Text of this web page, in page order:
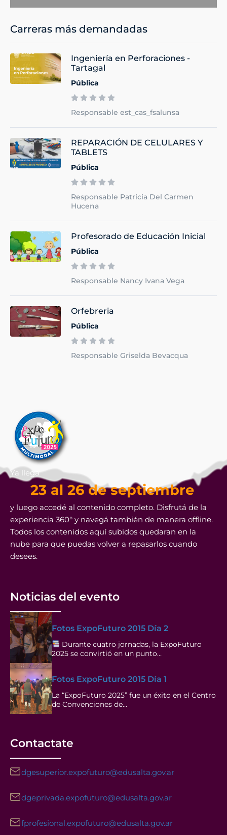
Carreras más demandadas
Ingeniería en Perforaciones -
Tartagal
Pública
Responsable est_cas_fsalunsa
REPARACIÓN DE CELULARES Y
TABLETS
Pública
Responsable Patricia Del Carmen
Hucena
Profesorado de Educación Inicial
Pública
Responsable Nancy Ivana Vega
Orfebreria
Pública
Responsable Griselda Bevacqua
Ya llega
23 al 26 de septiembre
y luego accedé al contenido completo. Disfrutá de la
experiencia 360° y navegá también de manera offline.
Todos los contenidos aquí subidos quedaran en la
nube para que puedas volver a repasarlos cuando
desees.
Noticias del evento
Fotos ExpoFuturo 2015 Día 2
Durante cuatro jornadas, la ExpoFuturo
2025 se convirtió en un punto…
Fotos ExpoFuturo 2015 Día 1
La “ExpoFuturo 2025” fue un éxito en el Centro
de Convenciones de…
Contactate
dgesuperior.expofuturo@edusalta.gov.ar
dgeprivada.expofuturo@edusalta.gov.ar
fprofesional.expofuturo@edusalta.gov.ar